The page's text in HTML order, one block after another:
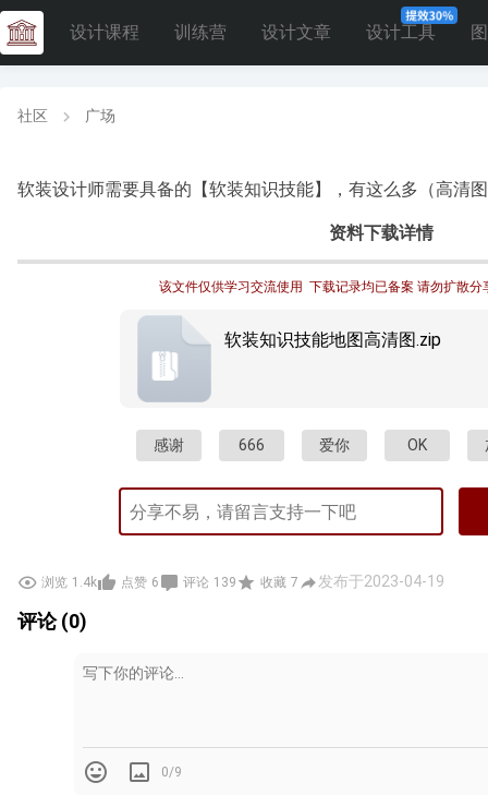
设计课程 训练营 设计文章 设计工具
社区 广场
软装设计师需要具备的【软装知识技能】，有这么多（高清
资料下载详情
该文件仅供学习交流使用  下载记录均已备案 请勿扩散分
软装知识技能地图高清图.zip
感谢 666 爱你 OK
浏览 1.4k 点赞 6 评论 139 收藏 7 发布于2023-04-19
评论 (0)
0/9